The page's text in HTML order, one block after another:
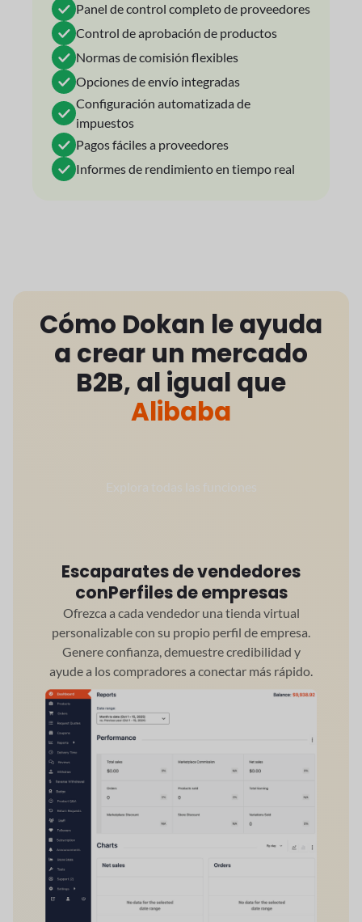
Panel de control completo de proveedores
Control de aprobación de productos
Normas de comisión flexibles
Opciones de envío integradas
Configuración automatizada de
impuestos
Pagos fáciles a proveedores
Informes de rendimiento en tiempo real
Cómo Dokan le ayuda
a crear un mercado
B2B, al igual que
Alibaba
Escaparates de vendedores
conPerfiles de empresas
Ofrezca a cada vendedor una tienda virtual
personalizable con su propio perfil de empresa.
Genere confianza, demuestre credibilidad y
ayude a los compradores a conectar más rápido.